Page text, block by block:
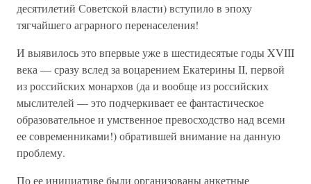
десятилетий Советской власти) вступило в эпоху
тягчайшего аграрного перенаселения!
И выявилось это впервые уже в шестидесятые годы XVIII
века — сразу вслед за воцарением Екатерины II, первой
из российских монархов (да и вообще из российских
мыслителей — это подчеркивает ее фантастическое
образовательное и умственное превосходство над всеми
ее современниками!) обратившей внимание на данную
проблему.
По ее инициативе были организованы анкетные